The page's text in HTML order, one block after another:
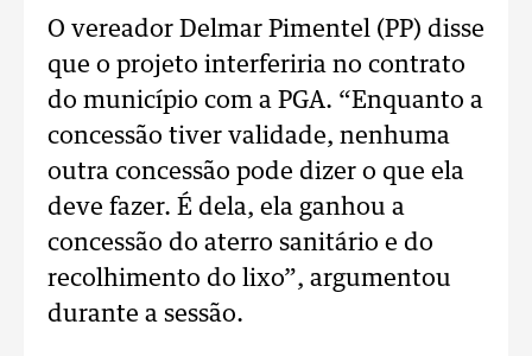
O vereador Delmar Pimentel (PP) disse
que o projeto interferiria no contrato
do município com a PGA. “Enquanto a
concessão tiver validade, nenhuma
outra concessão pode dizer o que ela
deve fazer. É dela, ela ganhou a
concessão do aterro sanitário e do
recolhimento do lixo”, argumentou
durante a sessão.